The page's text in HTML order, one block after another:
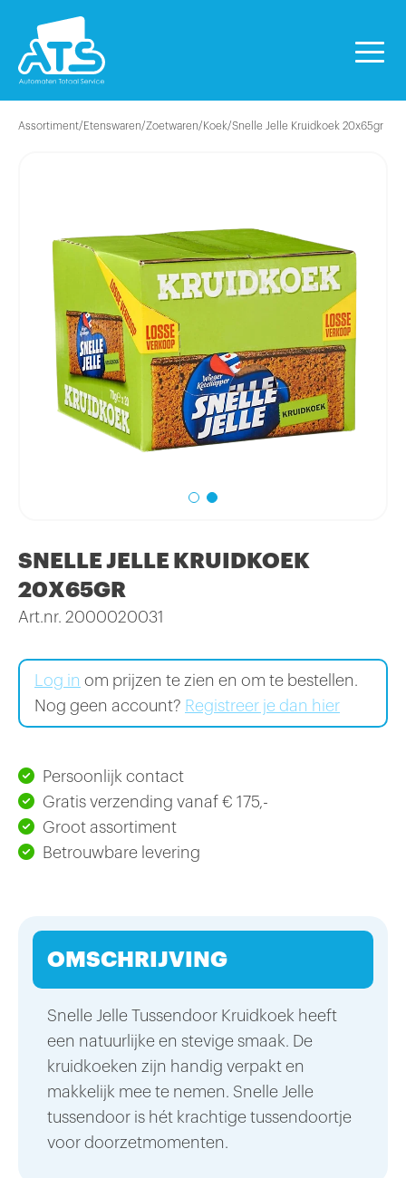
Assortiment/Etenswaren/Zoetwaren/ Koek/Snelle Jelle Kruidkoek 20x65gr
SNELLE JELLE KRUIDKOEK
20X65GR
Art.nr. 2000020031
Log in om prijzen te zien en om te bestellen.
Nog geen account? Registreer je dan hier
Persoonlijk contact
Gratis verzending vanaf € 175,-
Groot assortiment
Betrouwbare levering
OMSCHRIJVING
Snelle Jelle Tussendoor Kruidkoek heeft
een natuurlijke en stevige smaak. De
kruidkoeken zijn handig verpakt en
makkelijk mee te nemen. Snelle Jelle
tussendoor is hét krachtige tussendoortje
voor doorzetmomenten.